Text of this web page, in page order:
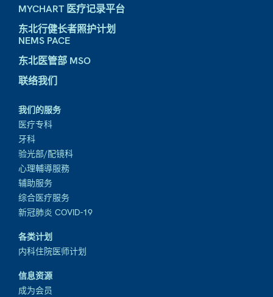
MYCHART 医疗记录平台
东北行健长者照护计划
NEMS PACE
东北医管部 MSO
联络我们
我们的服务
医疗专科
牙科
验光部/配镜科
心理輔導服務
辅助服务
综合医疗服务
新冠肺炎 COVID-19
各类计划
内科住院医师计划
信息资源
成为会员